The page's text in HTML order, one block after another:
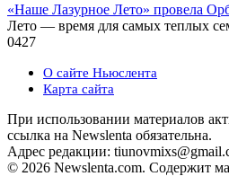
«Наше Лазурное Лето» провела
Лето — время для самых теплых
0427
О сайте Ньюслента
Карта сайта
При использовании материалов
ссылка на Newslenta обязательна.
Адрес редакции:
© 2026 Newslenta.com. Содержит